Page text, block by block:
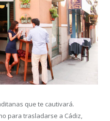
que te cautivará.
para trasladarse a Cádiz,